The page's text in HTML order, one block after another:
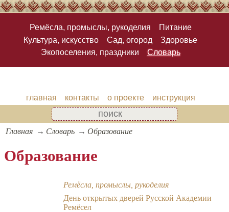
Ремёсла, промыслы, рукоделия
Питание
Культура, искусство
Сад, огород
Здоровье
Экопоселения, праздники
Словарь
главная контакты о проекте инструкция
Главная Словарь Образование
Образование
Ремёсла, промыслы, рукоделия
День открытых дверей Русской Академии
Ремёсел